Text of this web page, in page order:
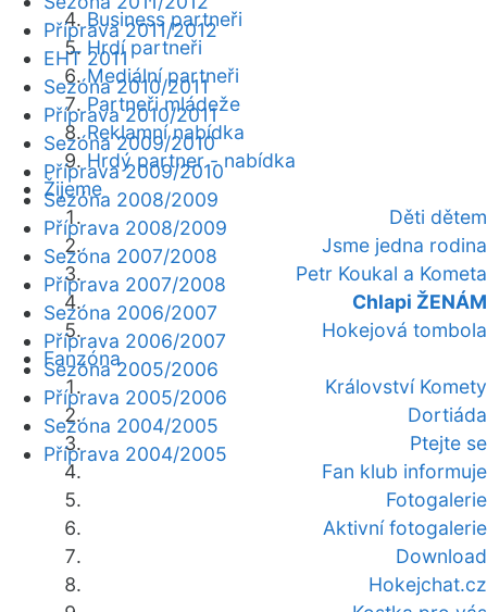
Business partneři
Hrdí partneři
Mediální partneři
Partneři mládeže
Reklamní nabídka
Hrdý partner - nabídka
Žijeme
Děti dětem
Jsme jedna rodina
Petr Koukal a Kometa
Chlapi ŽENÁM
Hokejová tombola
Fanzóna
Království Komety
Dortiáda
Ptejte se
Fan klub informuje
Fotogalerie
Aktivní fotogalerie
Download
Hokejchat.cz
Příprava 2011/2012
EHT 2011
Sezóna 2010/2011
Příprava 2010/2011
Sezóna 2009/2010
Příprava 2009/2010
Sezóna 2008/2009
Příprava 2008/2009
Sezóna 2007/2008
Příprava 2007/2008
Sezóna 2006/2007
Příprava 2006/2007
Sezóna 2005/2006
Příprava 2005/2006
Sezóna 2004/2005
Příprava 2004/2005